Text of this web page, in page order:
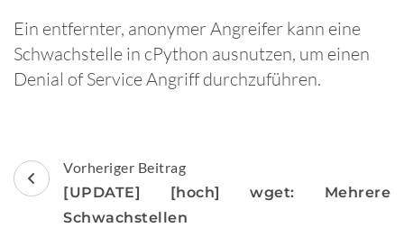
Ein entfernter, anonymer Angreifer kann eine
Schwachstelle in cPython ausnutzen, um einen
Denial of Service Angriff durchzuführen.
Beitragsnavigation
Vorheriger Beitrag
[UPDATE] [hoch] wget: Mehrere
Schwachstellen